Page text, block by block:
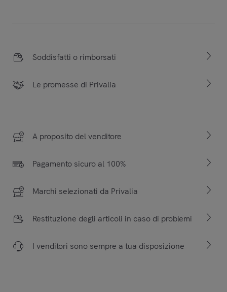
Soddisfatti o rimborsati
Le promesse di Privalia
A proposito del venditore
Pagamento sicuro al 100%
Marchi selezionati da Privalia
Restituzione degli articoli in caso di problemi
I venditori sono sempre a tua disposizione